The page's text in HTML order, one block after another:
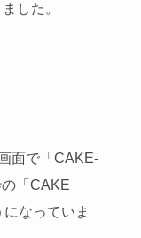
した。
面で「CAKE-
「CAKE
なっていま